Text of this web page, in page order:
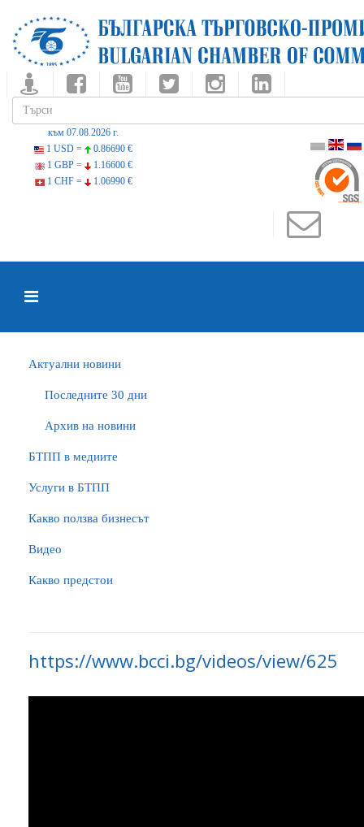
към 07.08.2026 г.
1 USD =
0.86690 €
1 GBP =
1.16600 €
1 CHF =
1.06990 €
Актуални новини
Последните 30 дни
Архив на новини
БTПП в медиите
Услуги в БТПП
Какво ползва бизнесът
Видео
Какво предстои
https://www.bcci.bg/videos/view/625